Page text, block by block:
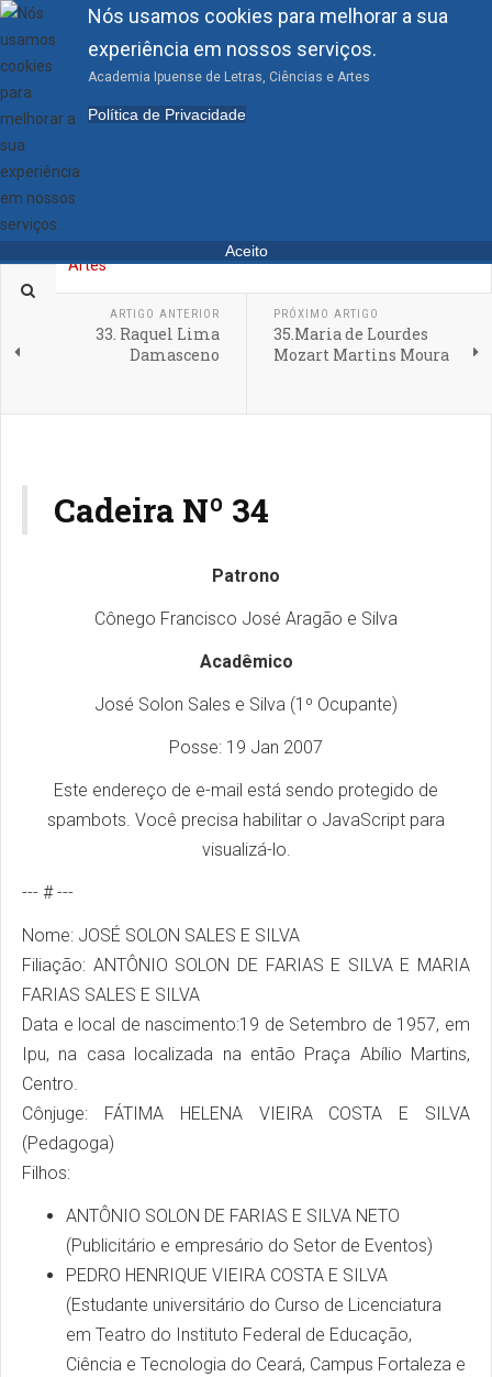
Nós usamos cookies para melhorar a sua
experiência em nossos serviços.
Academia Ipuense de Letras, Ciências e Artes
Política de Privacidade
Aceito
34.José Solon Sales e
Silva
ARTIGO ANTERIOR
33. Raquel Lima
Damasceno
PRÓXIMO ARTIGO
35.Maria de Lourdes
Mozart Martins Moura
Cadeira Nº 34
Patrono
Cônego Francisco José Aragão e Silva
Acadêmico
José Solon Sales e Silva (1º Ocupante)
Posse: 19 Jan 2007
Este endereço de e-mail está sendo protegido de
spambots. Você precisa habilitar o JavaScript para
visualizá-lo.
--- # ---
Nome: JOSÉ SOLON SALES E SILVA
Filiação: ANTÔNIO SOLON DE FARIAS E SILVA E MARIA
FARIAS SALES E SILVA
Data e local de nascimento:19 de Setembro de 1957, em
Ipu, na casa localizada na então Praça Abílio Martins,
Centro.
Cônjuge: FÁTIMA HELENA VIEIRA COSTA E SILVA
(Pedagoga)
Filhos:
ANTÔNIO SOLON DE FARIAS E SILVA NETO
(Publicitário e empresário do Setor de Eventos)
PEDRO HENRIQUE VIEIRA COSTA E SILVA
(Estudante universitário do Curso de Licenciatura
em Teatro do Instituto Federal de Educação,
Ciência e Tecnologia do Ceará, Campus Fortaleza e